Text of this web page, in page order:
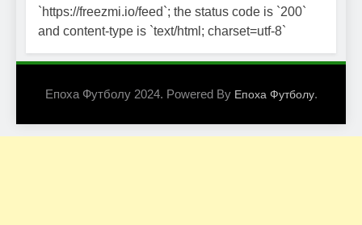
`https://freezmi.io/feed`; the status code is `200`
and content-type is `text/html; charset=utf-8`
Епоха Футболу 2024. Powered By Епоха Футболу.